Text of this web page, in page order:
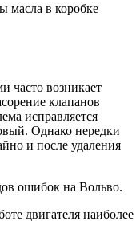
масла в коробке
часто возникает
клапанов
исправляется
Однако нередки
и после удаления
ошибок на Вольво.
двигателя наиболее